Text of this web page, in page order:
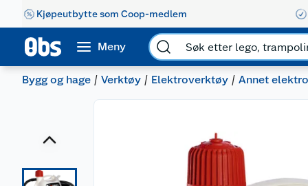
Kjøpeutbytte som Coop-medlem
Meny
Bygg og hage Verktøy Elektroverktøy Annet